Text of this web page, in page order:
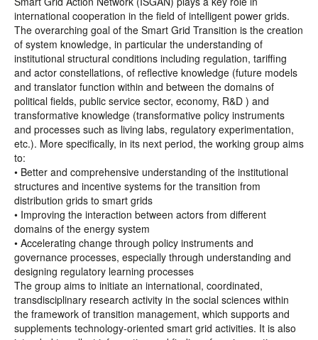
international cooperation in the field of intelligent power grids.
The overarching goal of the Smart Grid Transition is the creation
of system knowledge, in particular the understanding of
institutional structural conditions including regulation, tariffing
and actor constellations, of reflective knowledge (future models
and translator function within and between the domains of
political fields, public service sector, economy, R&D ) and
transformative knowledge (transformative policy instruments
and processes such as living labs, regulatory experimentation,
etc.). More specifically, in its next period, the working group aims
to:
• Better and comprehensive understanding of the institutional
structures and incentive systems for the transition from
distribution grids to smart grids
• Improving the interaction between actors from different
domains of the energy system
• Accelerating change through policy instruments and
governance processes, especially through understanding and
designing regulatory learning processes
The group aims to initiate an international, coordinated,
transdisciplinary research activity in the social sciences within
the framework of transition management, which supports and
supplements technology-oriented smart grid activities. It is also